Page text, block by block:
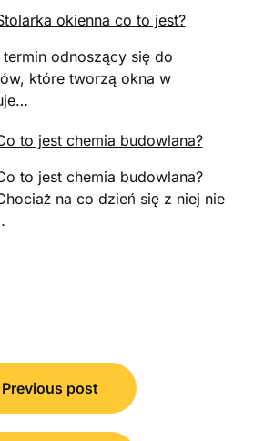
okienna co to jest?
odnoszący się do
które tworzą okna w
to jest chemia budowlana?
to jest chemia budowlana?
na co dzień się z niej nie
Previous post